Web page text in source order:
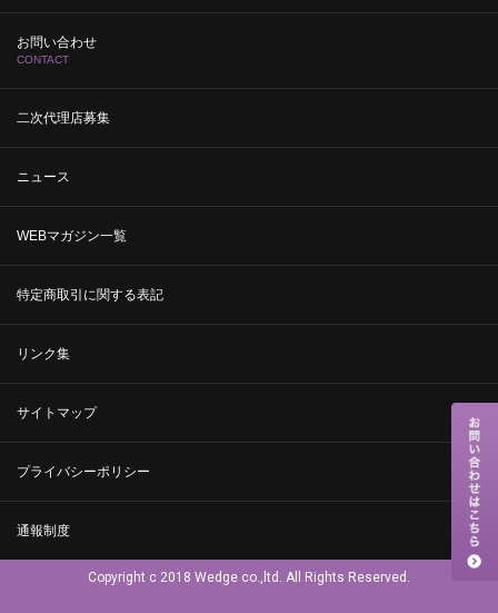
お問い合わせ
CONTACT
二次代理店募集
ニュース
WEBマガジン一覧
特定商取引に関する表記
リンク集
サイトマップ
プライバシーポリシー
通報制度
Copyright c 2018 Wedge co.,ltd. All Rights Reserved.